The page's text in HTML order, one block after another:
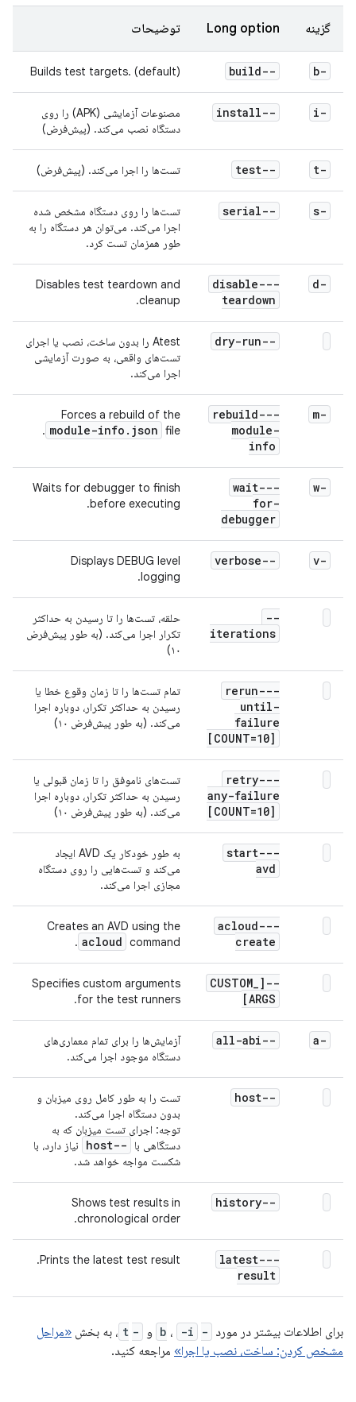
گزینه Long option توضیحات
-b
--build
Builds test targets. (default)
-i
--install
مصنوعات آزمایشی (APK) را روی
دستگاه نصب می‌کند. (پیش‌فرض)
-t
--test تست‌ها را اجرا می‌کند. (پیش‌فرض)
-s
--serial
تست‌ها را روی دستگاه مشخص شده
اجرا می‌کند. می‌توان هر دستگاه را به
طور همزمان تست کرد.
-d
--disable-
teardown
Disables test teardown and
cleanup.
--dry-run
Atest را بدون ساخت، نصب یا اجرای
تست‌های واقعی، به صورت آزمایشی
اجرا می‌کند.
-m
--rebuild-
module-
info
Forces a rebuild of the
module-info . json file.
-w
--wait-
for-
debugger
Waits for debugger to finish
before executing.
-v
--verbose
Displays DEBUG level
logging.
--
iterations
حلقه، تست‌ها را تا رسیدن به حداکثر
تکرار اجرا می‌کند. (به طور پیش‌فرض
۱۰)
--rerun-
until-
failure
[COUNT=10]
تمام تست‌ها را تا زمان وقوع خطا یا
رسیدن به حداکثر تکرار، دوباره اجرا
می‌کند. (به طور پیش‌فرض ۱۰)
--retry-
any-failure
[COUNT=10]
تست‌های ناموفق را تا زمان قبولی یا
رسیدن به حداکثر تکرار، دوباره اجرا
می‌کند. (به طور پیش‌فرض ۱۰)
--start-
avd
به طور خودکار یک AVD ایجاد
می‌کند و تست‌هایی را روی دستگاه
مجازی اجرا می‌کند.
--acloud-
create
Creates an AVD using the
acloud command.
--[CUSTOM
_
ARGS]
Specifies custom arguments
for the test runners.
-a
--all-abi
آزمایش‌ها را برای تمام معماری‌های
دستگاه موجود اجرا می‌کند.
--host
تست را به طور کامل روی میزبان و
بدون دستگاه اجرا می‌کند.
توجه: اجرای تست میزبان که به
دستگاهی با
--host
نیاز دارد، با
شکست مواجه خواهد شد.
--history
Shows test results in
chronological order.
--latest-
result
Prints the latest test result.
برای اطلاعات بیشتر در مورد -b ‎، -i
-t
«مراحل
مشخص کردن: ساخت، نصب یا اجرا» مراجعه کنید.